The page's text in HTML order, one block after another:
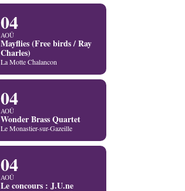
04
AOÛ
Mayflies (Free birds / Ray
Charles)
La Motte Chalancon
04
AOÛ
Wonder Brass Quartet
Le Monastier-sur-Gazeille
04
AOÛ
Le concours : J.U.ne